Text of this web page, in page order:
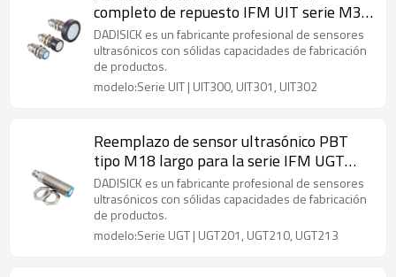
completo de repuesto IFM UIT serie M30
Distancia de detección de 250 mm a 2500
mm
DADISICK es un fabricante profesional de sensores
ultrasónicos con sólidas capacidades de fabricación
de productos.
modelo:Serie UIT | UIT300, UIT301, UIT302
Reemplazo de sensor ultrasónico PBT
tipo M18 largo para la serie IFM UGT
Distancia de detección de 60 mm a 800
mm
DADISICK es un fabricante profesional de sensores
ultrasónicos con sólidas capacidades de fabricación
de productos.
modelo:Serie UGT | UGT201, UGT210, UGT213